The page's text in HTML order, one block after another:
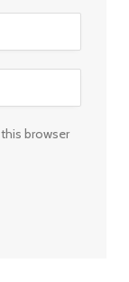
browser